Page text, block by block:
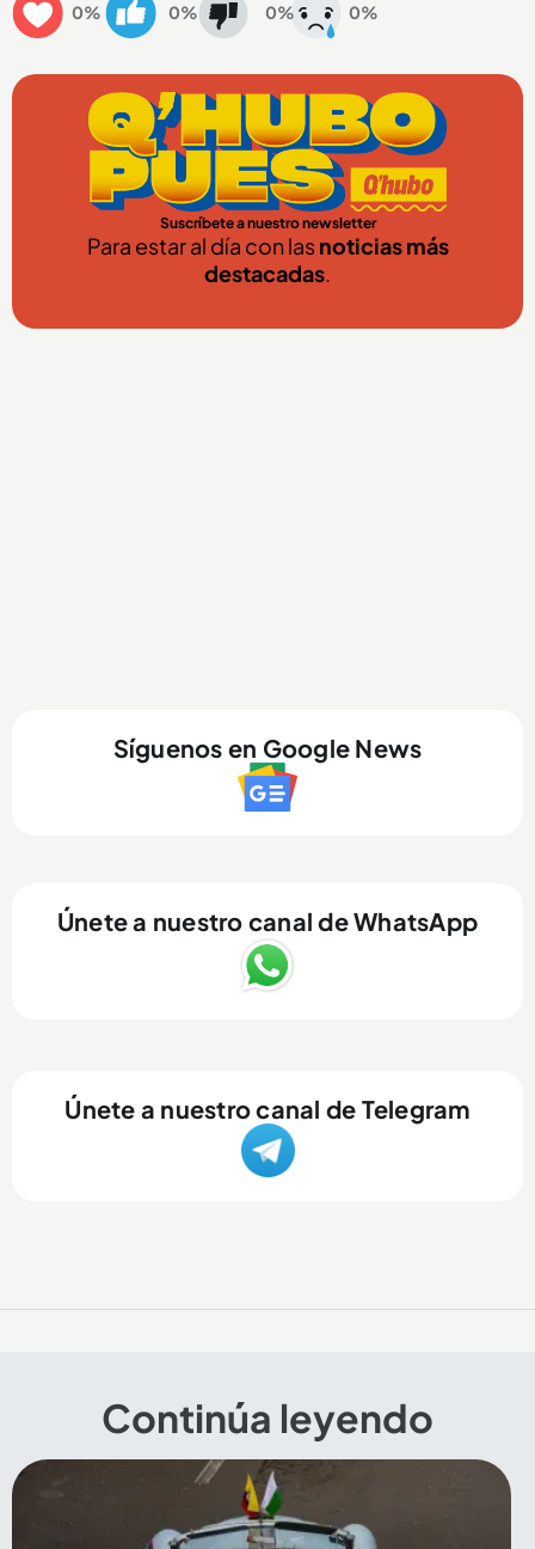
0% 0% 0% 0%
Suscríbete a nuestro newsletter
Para estar al día con lasnoticias más
destacadas.
Síguenos en Google News
Únete a nuestro canal de WhatsApp
Únete a nuestro canal de Telegram
Continúa leyendo